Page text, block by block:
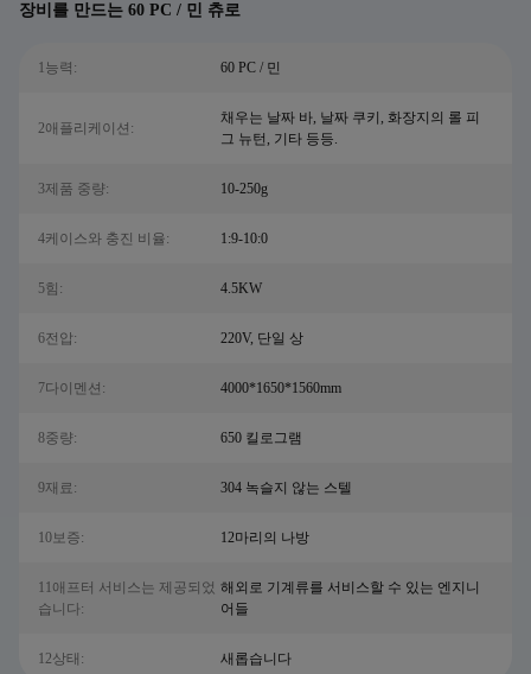
장비를 만드는 60 PC / 민 츄로
1능력: 60 PC / 민
2애플리케이션:
채우는 날짜 바, 날짜 쿠키, 화장지의 롤 피
그 뉴턴, 기타 등등.
3제품 중량: 10-250g
4케이스와 충진 비율: 1:9-10:0
5힘: 4.5KW
6전압: 220V, 단일 상
7다이멘션: 4000*1650*1560mm
8중량: 650 킬로그램
9재료: 304 녹슬지 않는 스텔
10보증: 12마리의 나방
11애프터 서비스는 제공되었
습니다:
해외로 기계류를 서비스할 수 있는 엔지니
어들
12상태: 새롭습니다